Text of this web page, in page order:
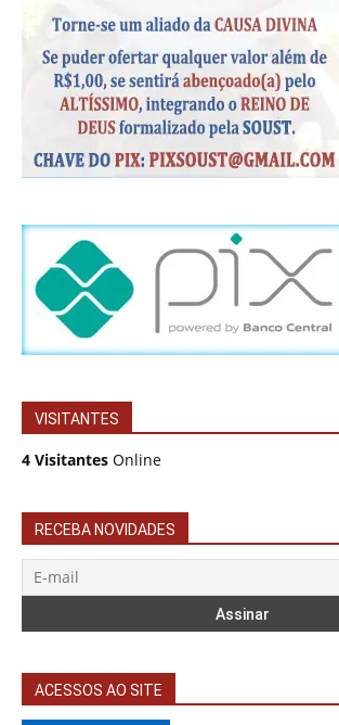
VISITANTES
4 Visitantes Online
RECEBA NOVIDADES
ACESSOS AO SITE